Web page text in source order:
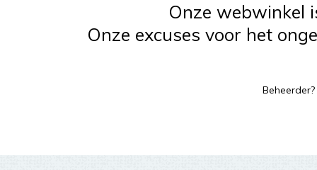
Onze webwinkel
Onze excuses voor het
Beheerder?